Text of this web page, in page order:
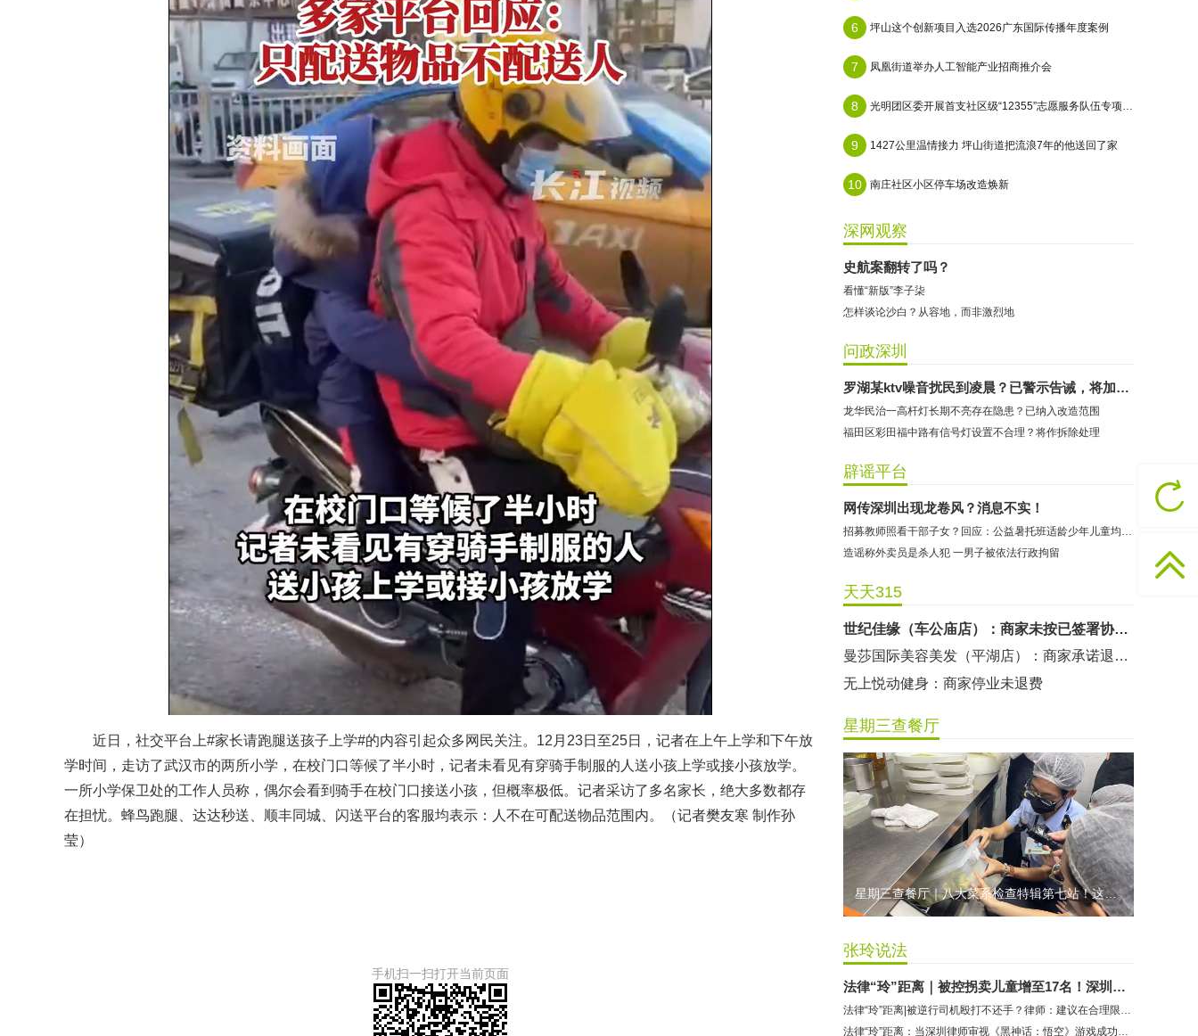
近日，社交平台上#家长请跑腿送孩子上学#的内容引起众多网民关注。12月23日至25日，记者在上午上学和下午放
学时间，走访了武汉市的两所小学，在校门口等候了半小时，记者未看见有穿骑手制服的人送小孩上学或接小孩放学。
一所小学保卫处的工作人员称，偶尔会看到骑手在校门口接送小孩，但概率极低。记者采访了多名家长，绝大多数都存
在担忧。蜂鸟跑腿、达达秒送、顺丰同城、闪送平台的客服均表示：人不在可配送物品范围内。（记者樊友寒 制作孙
莹）
手机扫一扫打开当前页面
6 坪山这个创新项目入选2026广东国际传播年度案例
7 凤凰街道举办人工智能产业招商推介会
8 光明团区委开展首支社区级“12355”志愿服务队伍专项培训
9 1427公里温情接力 坪山街道把流浪7年的他送回了家
10 南庄社区小区停车场改造焕新
深网观察
史航案翻转了吗？
看懂“新版”李子柒
怎样谈论沙白？从容地，而非激烈地
问政深圳
罗湖某ktv噪音扰民到凌晨？已警示告诫，将加强巡查
龙华民治一高杆灯长期不亮存在隐患？已纳入改造范围
福田区彩田福中路有信号灯设置不合理？将作拆除处理
辟谣平台
网传深圳出现龙卷风？消息不实！
招募教师照看干部子女？回应：公益暑托班适龄少年儿童均可报名
造谣称外卖员是杀人犯 一男子被依法行政拘留
天天315
哈尔特健身：商家拒不配合调解
龅牙兔儿童情商训练营：商家承诺退费未履行
粤宝乐儿童成长中心：商家拒不配合调解
世纪佳缘（车公庙店）：商家未按已签署协议退款
曼莎国际美容美发（平湖店）：商家承诺退费未履行
无上悦动健身：商家停业未退费
龅牙兔儿童情商训练营：商家承诺退费未履行
预付式消费退款难 深圳市消委会公开谴责力美健华联店
元宵佳节，发生了“甜蜜的烦恼”该怎么办？
2021年深圳市消费投诉分析报告出炉 教育培训投诉量增长
星期三查餐厅
星期三查餐厅｜八大菜系检查特辑第七站！这家米其林一星人气闽菜餐厅后厨干净吗？
张玲说法
法律“玲”距离｜被控拐卖儿童增至17名！深圳律师解读余华英案